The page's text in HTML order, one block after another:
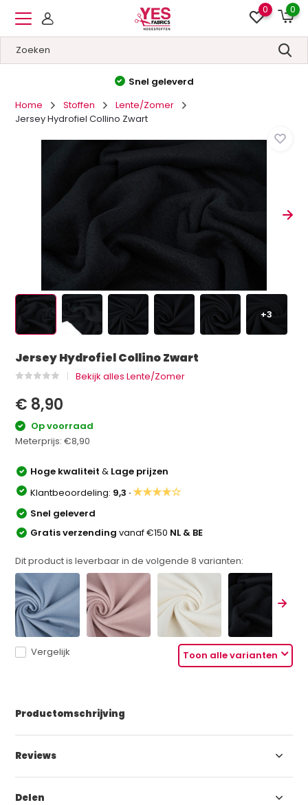
0 0
Hoge kwaliteit
Home
Stoffen
Lente/Zomer
Jersey Hydrofiel Collino Zwart
+3
Jersey Hydrofiel Collino Zwart
Bekijk alles Lente/Zomer
€ 8,90
Op voorraad
Meterprijs:€8,90
Hoge kwaliteit& Lage prijzen
Klantbeoordeling: 9,3 ·★★★★☆
Snel geleverd
Gratis verzendingvanaf €150 NL & BE
Dit product is leverbaar in de volgende8 varianten:
Toon alle varianten
Vergelijk
Productomschrijving
Reviews
Delen